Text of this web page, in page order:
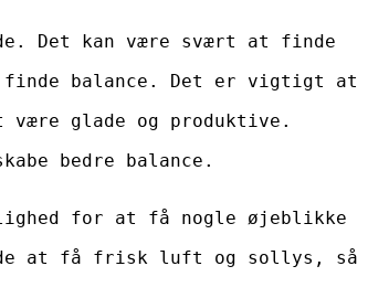
Det kan være svært at finde
balance. Det er vigtigt at
glade og produktive.
bedre balance.
for at få nogle øjeblikke
at få frisk luft og sollys, så